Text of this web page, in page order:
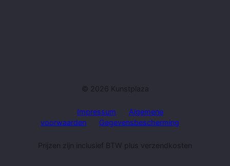
© 2026 Kunstplaza
Impressum
Algemene
voorwaarden
Gegevensbescherming
Prijzen zijn inclusief BTW plus verzendkosten